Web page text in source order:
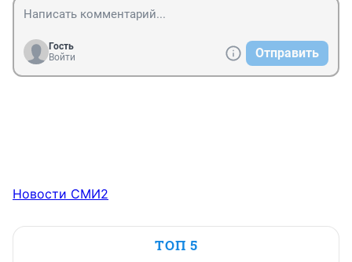
Гость
Войти
Отправить
Новости СМИ2
ТОП 5